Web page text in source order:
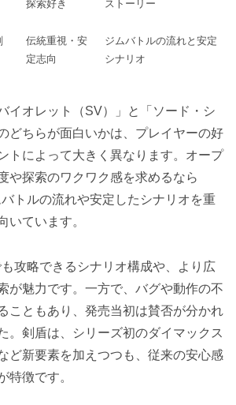
探索好き ストーリー
伝統重視・安
定志向
ジムバトルの流れと安定
シナリオ
イオレット（SV）」と「ソード・シ
どちらが面白いかは、プレイヤーの好
トによって大きく異なります。オープ
や探索のワクワク感を求めるなら
トルの流れや安定したシナリオを重
いています。
攻略できるシナリオ構成や、より広
が魅力です。一方で、バグや動作の不
こともあり、発売当初は賛否が分かれ
。剣盾は、シリーズ初のダイマックス
ど新要素を加えつつも、従来の安心感
特徴です。